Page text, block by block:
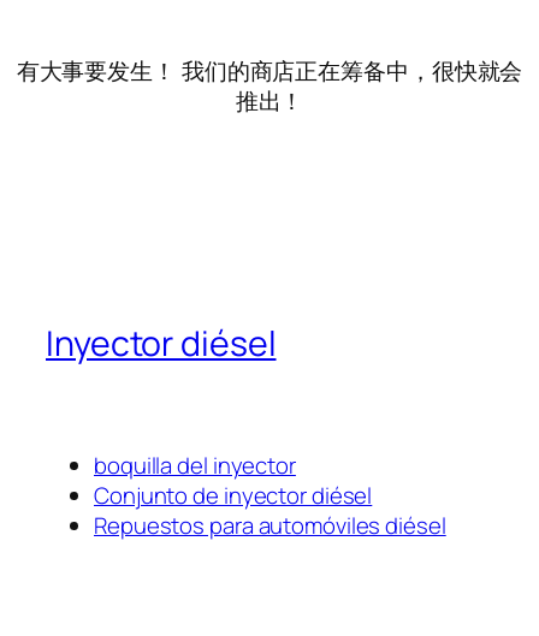
有大事要发生！ 我们的商店正在筹备中，很快就会
推出！
Inyector diésel
boquilla del inyector
Conjunto de inyector diésel
Repuestos para automóviles diésel